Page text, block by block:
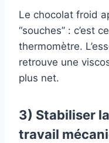
Le chocolat froid
“souches” : c’est
thermomètre.
retrouve une
plus net.
3) Stabiliser
travail